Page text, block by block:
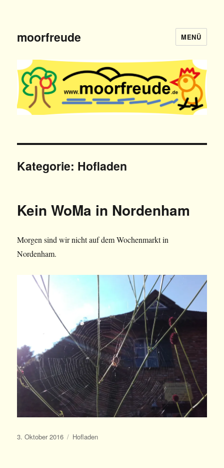
moorfreude MENÜ
Kategorie: Hofladen
Kein WoMa in Nordenham
Morgen sind wir nicht auf dem Wochenmarkt in
Nordenham.
Veröffentlicht
3. Oktober 2016 Kategorien
Hofladen